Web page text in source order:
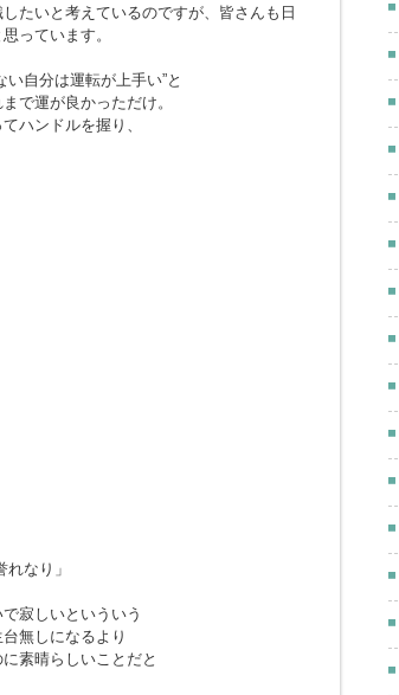
たいと考えているのですが、皆さんも日
っています。
自分は運転が上手い”と
で運が良かっただけ。
ハンドルを握り、
なり」
寂しいといういう
無しになるより
素晴らしいことだと